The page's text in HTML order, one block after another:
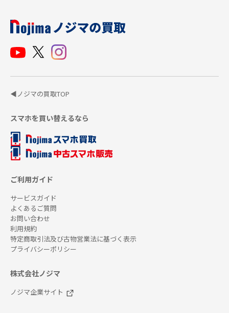
◀ノジマの買取TOP
スマホを買い替えるなら
ご利用ガイド
サービスガイド
よくあるご質問
お問い合わせ
利用規約
特定商取引法及び古物営業法に基づく表示
プライバシーポリシー
株式会社ノジマ
ノジマ企業サイト